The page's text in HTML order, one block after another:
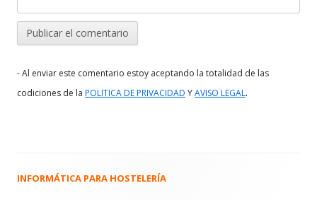
- Al enviar este comentario estoy aceptando la totalidad de las
codiciones de la POLITICA DE PRIVACIDAD YAVISO LEGAL.
Barra
INFORMÁTICA PARA HOSTELERÍA